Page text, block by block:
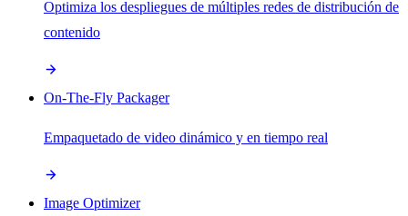
Optimiza los despliegues de múltiples redes de distribución de
contenido
On-The-Fly Packager
Empaquetado de video dinámico y en tiempo real
Image Optimizer